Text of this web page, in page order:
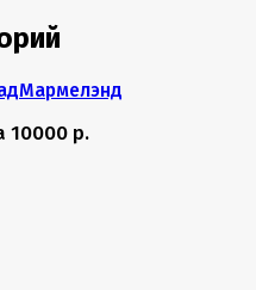
Мармелэнд
10000 р.